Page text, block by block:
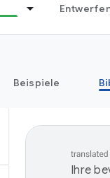
Beispiele
Ihre